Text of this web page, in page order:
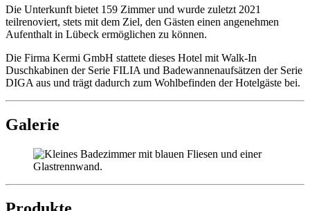
Die Unterkunft bietet 159 Zimmer und wurde zuletzt 2021
teilrenoviert, stets mit dem Ziel, den Gästen einen angenehmen
Aufenthalt in Lübeck ermöglichen zu können.
Die Firma Kermi GmbH stattete dieses Hotel mit Walk-In
Duschkabinen der Serie FILIA und Badewannenaufsätzen der Serie
DIGA aus und trägt dadurch zum Wohlbefinden der Hotelgäste bei.
Galerie